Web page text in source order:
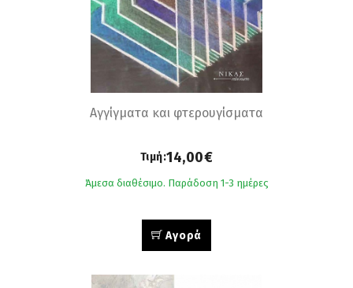
Αγγίγματα και φτερουγίσματα
Τιμή:14,00€
Άμεσα διαθέσιμο. Παράδοση 1-3 ημέρες
Αγορά